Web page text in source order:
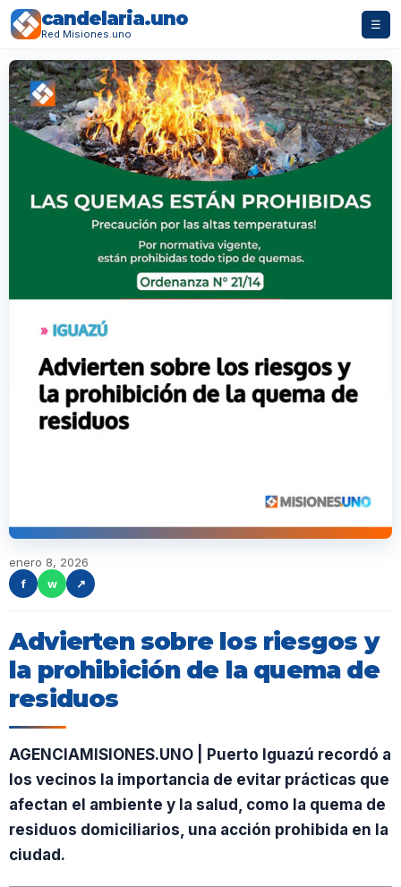
candelaria.uno
Red Misiones.uno
☰
enero 8, 2026
f
w ↗
Advierten sobre los riesgos y
la prohibición de la quema de
residuos
AGENCIAMISIONES.UNO | Puerto Iguazú recordó a
los vecinos la importancia de evitar prácticas que
afectan el ambiente y la salud, como la quema de
residuos domiciliarios, una acción prohibida en la
ciudad.